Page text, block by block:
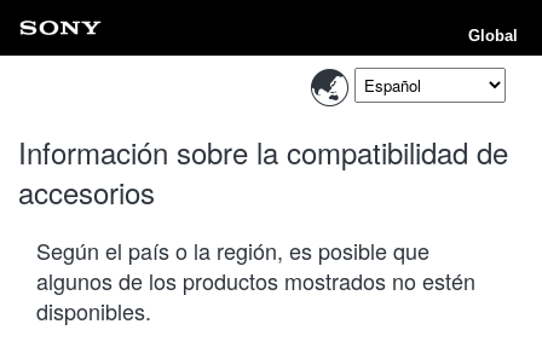
Global
Información sobre la compatibilidad de
accesorios
Según el país o la región, es posible que
algunos de los productos mostrados no estén
disponibles.